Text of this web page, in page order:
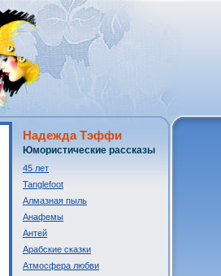
Надежда Тэффи
Юмористические рассказы
45 лет
Tanglefoot
Алмазная пыль
Анафемы
Антей
Арабские сказки
Атмосфера любви